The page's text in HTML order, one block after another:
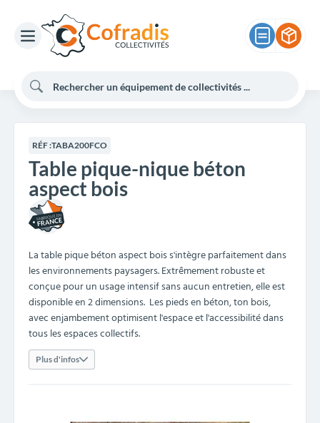
RÉF :TABA200FCO
Table pique-nique béton
aspect bois
La table pique béton aspect bois s'intègre parfaitement dans
les environnements paysagers. Extrêmement robuste et
conçue pour un usage intensif sans aucun entretien, elle est
disponible en 2 dimensions. Les pieds en béton, ton bois,
avec enjambement optimisent l'espace et l'accessibilité dans
tous les espaces collectifs.
Plus d'infos